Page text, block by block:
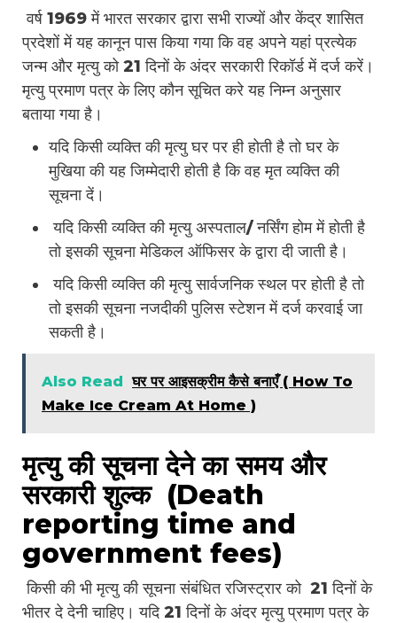
वर्ष 1969 में भारत सरकार द्वारा सभी राज्यों और केंद्र शासित
प्रदेशों में यह कानून पास किया गया कि वह अपने यहां प्रत्येक
जन्म और मृत्यु को 21 दिनों के अंदर सरकारी रिकॉर्ड में दर्ज करें।
मृत्यु प्रमाण पत्र के लिए कौन सूचित करे यह निम्न अनुसार
बताया गया है।
यदि किसी व्यक्ति की मृत्यु घर पर ही होती है तो घर के
मुखिया की यह जिम्मेदारी होती है कि वह मृत व्यक्ति की
सूचना दें।
यदि किसी व्यक्ति की मृत्यु अस्पताल/ नर्सिंग होम में होती है
तो इसकी सूचना मेडिकल ऑफिसर के द्वारा दी जाती है।
यदि किसी व्यक्ति की मृत्यु सार्वजनिक स्थल पर होती है तो
तो इसकी सूचना नजदीकी पुलिस स्टेशन में दर्ज करवाई जा
सकती है।
Also Read घर पर आइसक्रीम कैसे बनाएँ ( How To
Make Ice Cream At Home )
मृत्यु की सूचना देने का समय और
सरकारी शुल्क (Death
reporting time and
government fees)
किसी की भी मृत्यु की सूचना संबंधित रजिस्ट्रार को 21 दिनों के
भीतर दे देनी चाहिए। यदि 21 दिनों के अंदर मृत्यु प्रमाण पत्र के